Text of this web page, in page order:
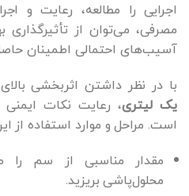
اجرایی را مطالعه، رعایت و
مصرفی، می‌توان از
آسیب‌های احتمالی اطمینان
با در نظر داشتن اثربخشی
یک لیتری، رعایت نکات
است. مراحل و موارد استفاده
مقدار مناسبی از سم را
محلول‌پاشی بریزید.